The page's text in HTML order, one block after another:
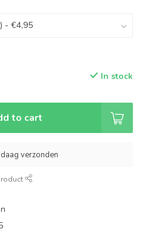
In stock
to cart
verzonden